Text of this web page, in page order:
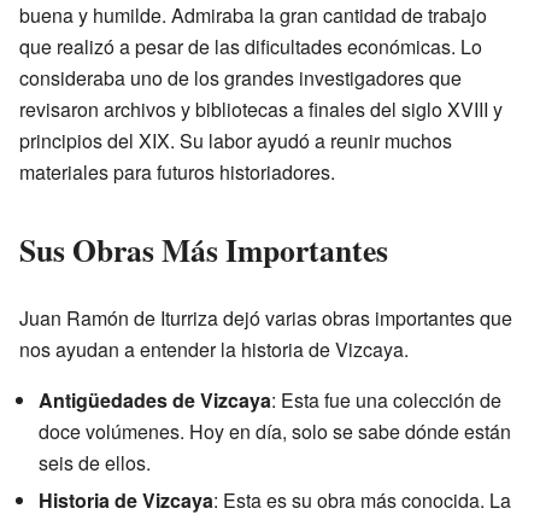
buena y humilde. Admiraba la gran cantidad de trabajo
que realizó a pesar de las dificultades económicas. Lo
consideraba uno de los grandes investigadores que
revisaron archivos y bibliotecas a finales del siglo XVIII y
principios del XIX. Su labor ayudó a reunir muchos
materiales para futuros historiadores.
Sus Obras Más Importantes
Juan Ramón de Iturriza dejó varias obras importantes que
nos ayudan a entender la historia de Vizcaya.
Antigüedades de Vizcaya: Esta fue una colección de
doce volúmenes. Hoy en día, solo se sabe dónde están
seis de ellos.
Historia de Vizcaya: Esta es su obra más conocida. La